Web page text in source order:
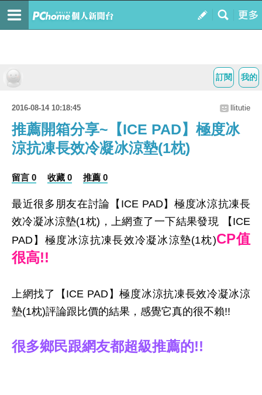
我的
訂閱
2016-08-14 10:18:45 llitutie
推薦開箱分享~【ICE PAD】極度冰
涼抗凍長效冷凝冰涼墊(1枕)
留言 0 收藏 0 推薦 0
最近很多朋友在討論【ICE PAD】極度冰涼抗凍長
效冷凝冰涼墊(1枕)，上網查了一下結果發現 【ICE
PAD】極度冰涼抗凍長效冷凝冰涼墊(1枕)CP值
很高!!
上網找了【ICE PAD】極度冰涼抗凍長效冷凝冰涼
墊(1枕)評論跟比價的結果，感覺它真的很不賴!!
很多鄉民跟網友都超級推薦的!!